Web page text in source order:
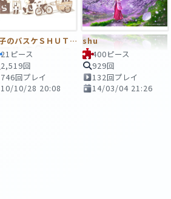
黒子のバスケＳＨＵＴＯＫ
21ピース
2,519回
746回プレイ
10/10/28 20:08
shu
400ピース
929回
132回プレイ
14/03/04 21:26